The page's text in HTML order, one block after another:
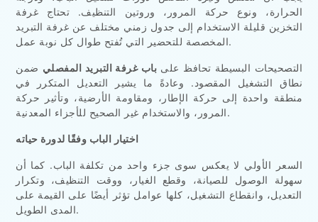
الحرارة، ونوع حركة المرور، وروتين التنظيف. تحتاج غرفة
التخزين قليلة الاستخدام إلى جدول زمني مختلف عن غرفة التبريد
المخصصة للتحضير التي تُفتح طوال كل نوبة عمل.
التصحيحات البسيطة تحافظ على باب غرفة التبريد المفصلي ضمن
نطاق التشغيل المقصود. وعادةً ما يشير التعديل المتكرر في
منطقة واحدة إلى حركة الإطار، ومقاومة الأرضية، وتأثير حركة
المرور، والاستخدام غير الصحيح للأجزاء المعدنية.
اختيار الباب وفقًا لدورة حياته
السعر الأولي لا يعكس سوى جزء واحد من تكلفة الباب. كما أن
سهولة الوصول للصيانة، وقطع الغيار، ووقت التنظيف، وتكرار
التعديل، وانقطاع التشغيل، كلها عوامل تؤثر أيضًا على القيمة على
المدى الطويل.